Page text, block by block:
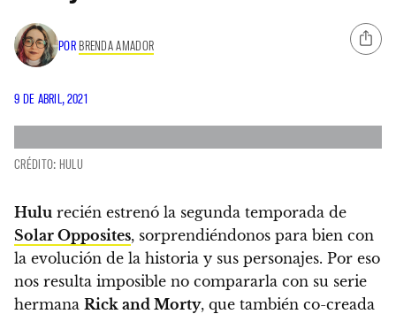
POR BRENDA AMADOR
9 DE ABRIL, 2021
CRÉDITO: HULU
Hulu recién estrenó la segunda temporada de
Solar Opposites, sorprendiéndonos para bien con
la evolución de la historia y sus personajes. Por eso
nos resulta imposible no compararla con su serie
hermana Rick and Morty, que también co-creada